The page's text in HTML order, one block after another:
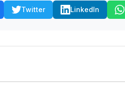
Twitter LinkedIn